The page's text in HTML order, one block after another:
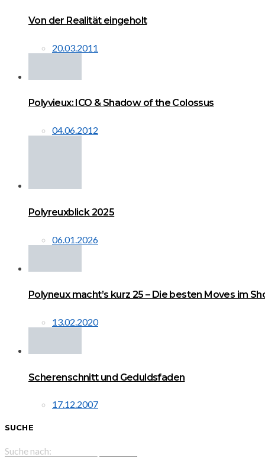
Von der Realität eingeholt
20.03.2011
Polyvieux: ICO & Shadow of the Colossus
04.06.2012
Polyreuxblick 2025
06.01.2026
Polyneux macht’s kurz 25 – Die besten Moves im
13.02.2020
Scherenschnitt und Geduldsfaden
17.12.2007
SUCHE
Suche nach: